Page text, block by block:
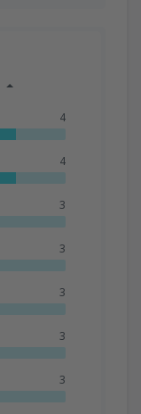
4
4
3
3
3
3
3